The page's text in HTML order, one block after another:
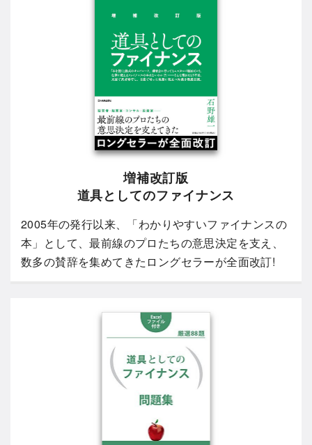
増補改訂版
道具としてのファイナンス
2005年の発行以来、「わかりやすいファイナンスの
本」として、最前線のプロたちの意思決定を支え、
数多の賛辞を集めてきたロングセラーが全面改訂!